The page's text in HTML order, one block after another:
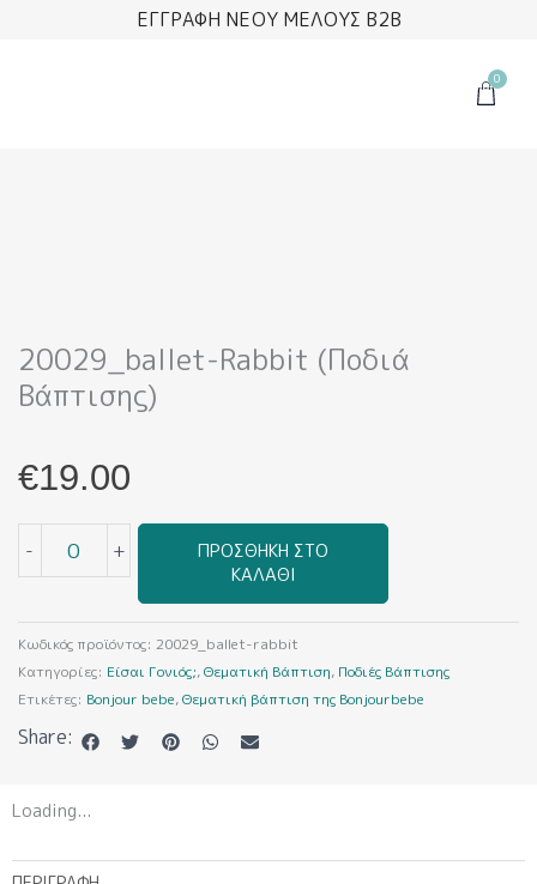
ΕΓΓΡΑΦΗ ΝΕΟΥ ΜΕΛΟΥΣ B2B
0
Cart
20029_ballet-Rabbit (Ποδιά
Βάπτισης)
€19.00
-
20029_ballet-
Βάπτισης)
ποσότητα
+
ΠΡΟΣΘΉΚΗ ΣΤΟ
ΚΑΛΆΘΙ
Κωδικός προϊόντος: 20029_ballet-rabbit
Κατηγορίες: Είσαι Γονιός;,Θεματική Βάπτιση, Ποδιές Βάπτισης
Ετικέτες: Bonjour bebe,Θεματική βάπτιση της Bonjourbebe
Share:
Loading...